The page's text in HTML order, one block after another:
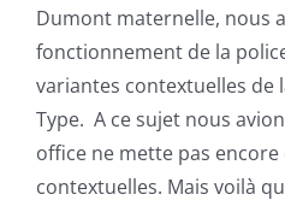
Dumont maternelle, nous
fonctionnement de la
variantes contextuelles de
Type. A ce sujet nous
office ne mette pas
contextuelles. Mais voilà